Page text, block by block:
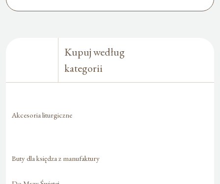
Kupuj według
kategorii
Akcesoria liturgiczne
Buty dla księdza z manufaktury